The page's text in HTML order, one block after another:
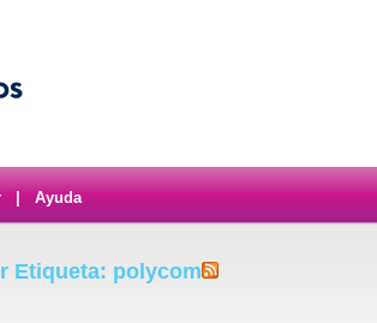
Ayuda
Etiqueta: polycom